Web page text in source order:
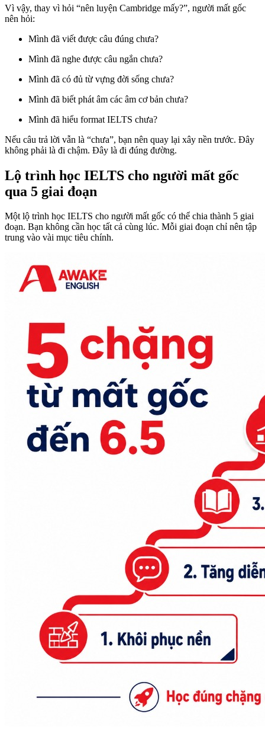
Vì vậy, thay vì hỏi “nên luyện Cambridge mấy?”, người mất gốc
nên hỏi:
Mình đã viết được câu đúng chưa?
Mình đã nghe được câu ngắn chưa?
Mình đã có đủ từ vựng đời sống chưa?
Mình đã biết phát âm các âm cơ bản chưa?
Mình đã hiểu format IELTS chưa?
Nếu câu trả lời vẫn là “chưa”, bạn nên quay lại xây nền trước. Đây
không phải là đi chậm. Đây là đi đúng đường.
Lộ trình học IELTS cho người mất gốc
qua 5 giai đoạn
Một lộ trình học IELTS cho người mất gốc có thể chia thành 5 giai
đoạn. Bạn không cần học tất cả cùng lúc. Mỗi giai đoạn chỉ nên tập
trung vào vài mục tiêu chính.